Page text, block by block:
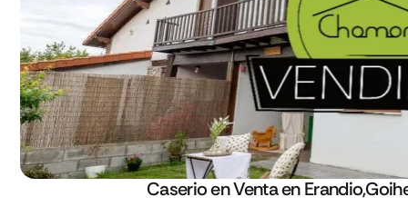
Caserio en Venta en